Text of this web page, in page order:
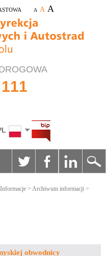
A A A
Informacje > Archiwum informacji >
obwodnicy